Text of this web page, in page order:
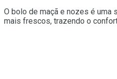
O bolo de maçã e nozes é uma
mais frescos, trazendo o